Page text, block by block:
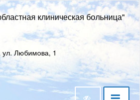
клиническая больница"
ул. Любимова, 1